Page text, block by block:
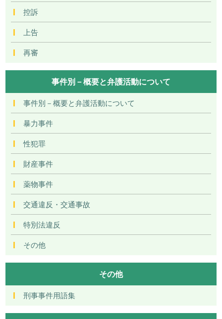
控訴
上告
再審
事件別－概要と弁護活動について
事件別－概要と弁護活動について
暴力事件
性犯罪
財産事件
薬物事件
交通違反・交通事故
特別法違反
その他
その他
刑事事件用語集